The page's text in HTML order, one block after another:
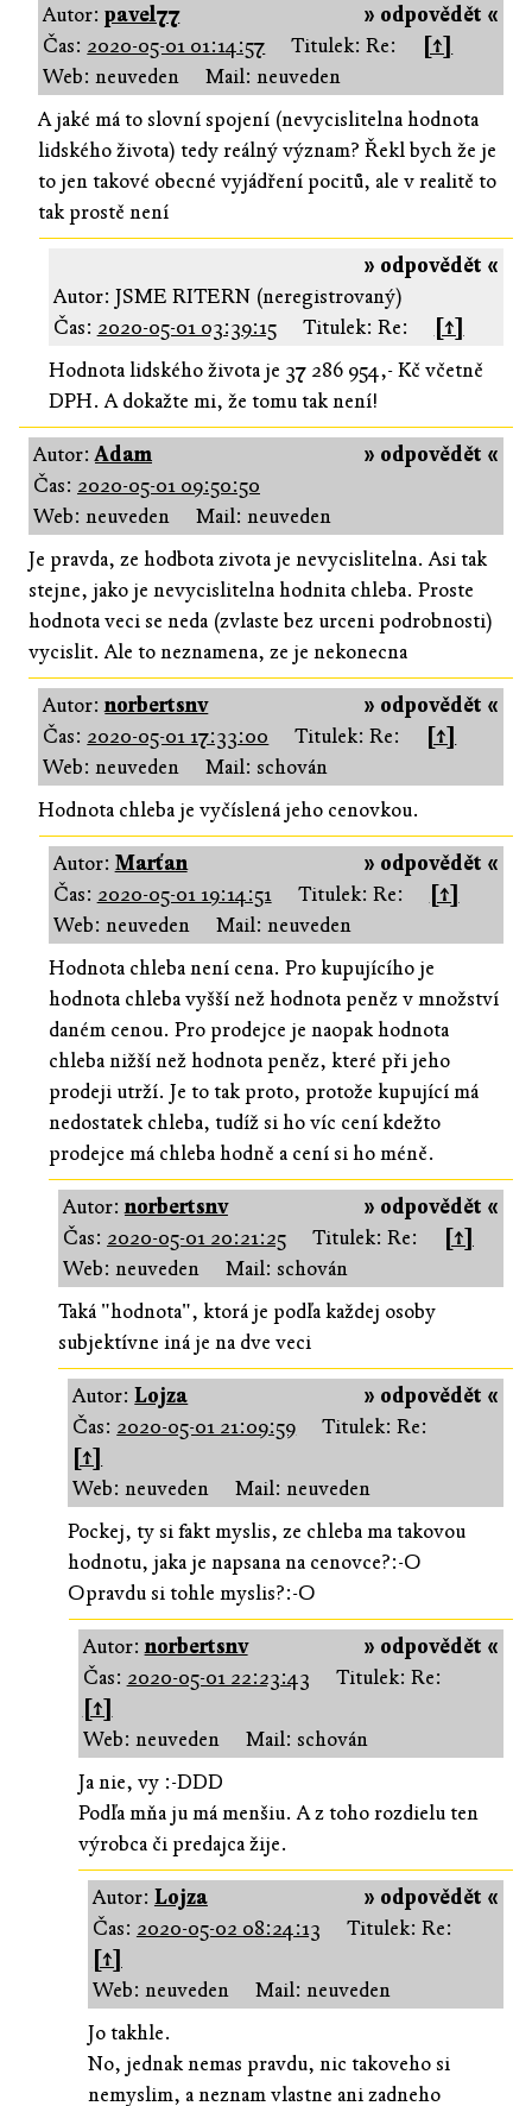
» odpovědět «
Autor:pavel77
Čas: 2020-05-01 01:14:57 Titulek: Re:
[↑]
Web: neuveden
Mail: neuveden
A jaké má to slovní spojení (nevycislitelna hodnota
lidského života) tedy reálný význam? Řekl bych že je
to jen takové obecné vyjádření pocitů, ale v realitě to
tak prostě není
» odpovědět «
Autor: JSME RITERN (neregistrovaný)
Čas: 2020-05-01 03:39:15 Titulek: Re:
[↑]
Hodnota lidského života je 37 286 954,- Kč včetně
DPH. A dokažte mi, že tomu tak není!
» odpovědět «
Autor:Adam
Čas: 2020-05-01 09:50:50
Web: neuveden
Mail: neuveden
Je pravda, ze hodbota zivota je nevycislitelna. Asi tak
stejne, jako je nevycislitelna hodnita chleba. Proste
hodnota veci se neda (zvlaste bez urceni podrobnosti)
vycislit. Ale to neznamena, ze je nekonecna
» odpovědět «
Autor:norbertsnv
Čas: 2020-05-01 17:33:00 Titulek: Re:
[↑]
Web: neuveden
Mail: schován
Hodnota chleba je vyčíslená jeho cenovkou.
» odpovědět «
Autor: Marťan
Čas: 2020-05-01 19:14:51 Titulek: Re:
[↑]
Web: neuveden
Mail: neuveden
Hodnota chleba není cena. Pro kupujícího je
hodnota chleba vyšší než hodnota peněz v množství
daném cenou. Pro prodejce je naopak hodnota
chleba nižší než hodnota peněz, které při jeho
prodeji utrží. Je to tak proto, protože kupující má
nedostatek chleba, tudíž si ho víc cení kdežto
prodejce má chleba hodně a cení si ho méně.
» odpovědět «
Autor:norbertsnv
Čas: 2020-05-01 20:21:25 Titulek: Re:
[↑]
Web: neuveden
Mail: schován
Taká "hodnota", ktorá je podľa každej osoby
subjektívne iná je na dve veci
» odpovědět «
Autor:Lojza
Čas: 2020-05-01 21:09:59
Titulek: Re:
[↑]
Web: neuveden
Mail: neuveden
Pockej, ty si fakt myslis, ze chleba ma takovou
hodnotu, jaka je napsana na cenovce?:-O
Opravdu si tohle myslis?:-O
» odpovědět «
Autor:norbertsnv
Čas: 2020-05-01 22:23:43
Titulek: Re:
[↑]
Web: neuveden
Mail: schován
Ja nie, vy :-DDD
Podľa mňa ju má menšiu. A z toho rozdielu ten
výrobca či predajca žije.
» odpovědět «
Autor: Lojza
Čas: 2020-05-02 08:24:13
Titulek: Re:
[↑]
Web: neuveden
Mail: neuveden
Jo takhle.
No, jednak nemas pravdu, nic takoveho si
nemyslim, a neznam vlastne ani zadneho